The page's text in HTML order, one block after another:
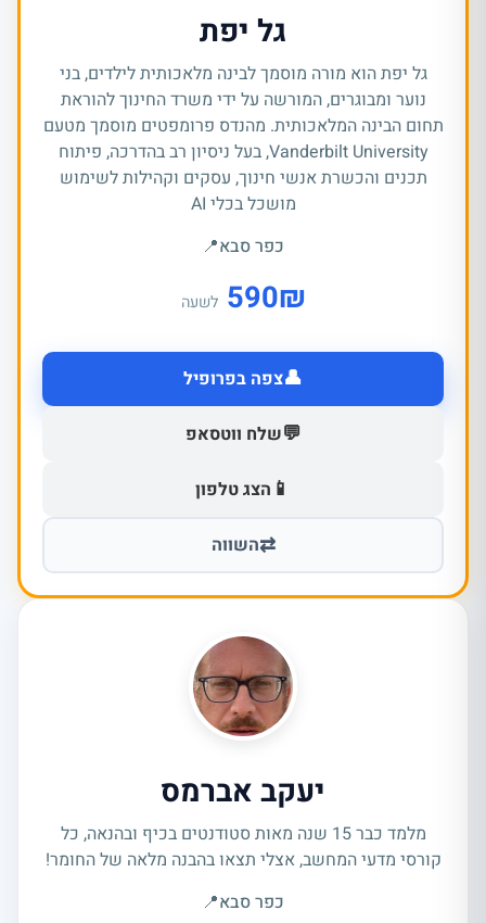
גל יפת
גל יפת הוא מורה מוסמך לבינה מלאכותית לילדים, בני
נוער ומבוגרים, המורשה על ידי משרד החינוך להוראת
תחום הבינה המלאכותית. מהנדס פרומפטים מוסמך מטעם
Vanderbilt University, בעל ניסיון רב בהדרכה, פיתוח
תכנים והכשרת אנשי חינוך, עסקים וקהילות לשימוש
מושכל בכלי AI
כפר סבא📍
₪
590 לשעה
👤צפה בפרופיל
💬שלח ווטסאפ
📱 הצג טלפון
⇄השווה
יעקב אברמס
מלמד כבר 15 שנה מאות סטודנטים בכיף ובהנאה, כל
קורסי מדעי המחשב, אצלי תצאו בהבנה מלאה של החומר!
כפר סבא📍